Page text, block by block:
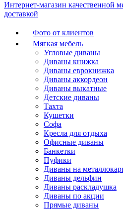
Интернет-магазин качественной
доставкой
Фото от клиентов
Мягкая мебель
Угловые диваны
Диваны книжка
Диваны еврокнижка
Диваны аккордеон
Диваны выкатные
Детские диваны
Тахта
Кушетки
Софа
Кресла для отдыха
Офисные диваны
Банкетки
Пуфики
Диваны на
Диваны дельфин
Диваны раскладушка
Диваны по акции
Прямые диваны